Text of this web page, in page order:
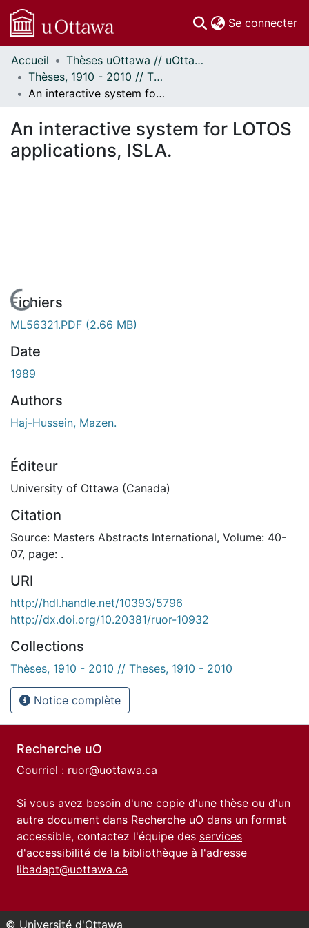
Se connecter
Communautés
et collections
Parcourir
À propos
Accueil
Thèses uOttawa // uOttawa Theses
Thèses, 1910 - 2010 // Theses, 1910 - 2010
An interactive system for LOTOS applications, ISLA.
An interactive system for LOTOS
applications, ISLA.
En cours de chargement...
Fichiers
ML56321.PDF (2.66 MB)
Date
1989
Authors
Haj-Hussein, Mazen.
Éditeur
University of Ottawa (Canada)
Citation
Source: Masters Abstracts International, Volume: 40-
07, page: .
URI
http://hdl.handle.net/10393/5796
http://dx.doi.org/10.20381/ruor-10932
Collections
Thèses, 1910 - 2010 // Theses, 1910 - 2010
Notice complète
Recherche uO
Courriel : ruor@uottawa.ca
Si vous avez besoin d'une copie d'une thèse ou d'un
autre document dans Recherche uO dans un format
accessible, contactez l'équipe des services
d'accessibilité de la bibliothèque à l'adresse
libadapt@uottawa.ca
© Université d'Ottawa